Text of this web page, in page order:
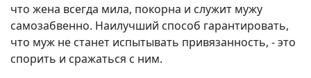
что жена всегда мила, покорна и служит мужу
самозабвенно. Наилучший способ гарантировать,
что муж не станет испытывать привязанность, - это
спорить и сражаться с ним.